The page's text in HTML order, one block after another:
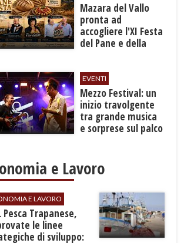
Mazara del Vallo
pronta ad
accogliere l'XI Festa
del Pane e della
EVENTI
Mezzo Festival: un
inizio travolgente
tra grande musica
e sorprese sul palco
e Lavoro
E LAVORO
Pesca Trapanese,
le linee
di sviluppo: